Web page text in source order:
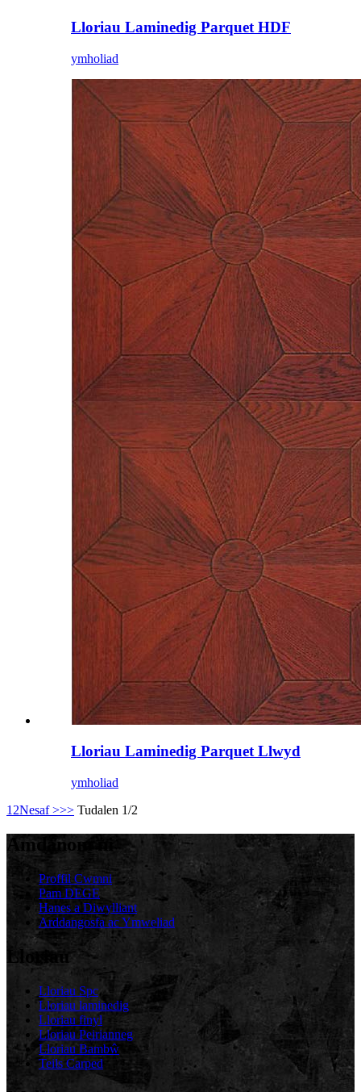
Lloriau Laminedig Parquet HDF
ymholiad
Lloriau Laminedig Parquet Llwyd
ymholiad
1 2Nesaf >>> Tudalen 1/2
Amdanom ni
Proffil Cwmni
Pam DEGE
Hanes a Diwylliant
Arddangosfa ac Ymweliad
Lloriau
Lloriau Spc
Lloriau laminedig
Lloriau finyl
Lloriau Peirianneg
Lloriau Bambŵ
Teils Carped